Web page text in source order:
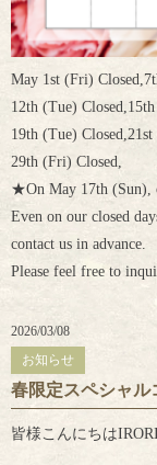
May 1st (Fri)
12th (Tue)
19th (Tue) Closed, 21st
29th (Fri) Closed,
★On May 17th (Sun),
Even on our closed
contact us in advance.
Please feel free to
2026/03/08
お知らせ
春限定スペシャル
皆様こんにちは